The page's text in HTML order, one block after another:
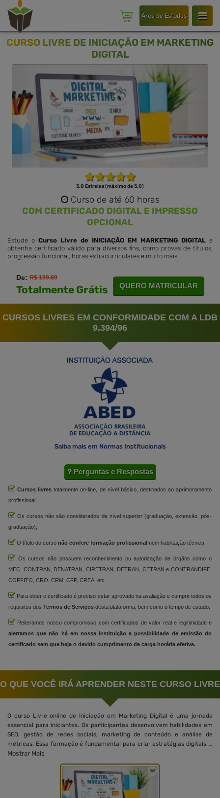
Área de Estudos
CURSO LIVRE DE INICIAÇÃO EM MARKETING
DIGITAL
5.0 Estrelas (máximo de 5.0)
Curso de até 60 horas
COM CERTIFICADO DIGITAL E IMPRESSO
OPCIONAL
Estude o Curso Livre de INICIAÇÃO EM MARKETING DIGITAL e
obtenha certificado válido para diversos fins, como provas de títulos,
progressão funcional, horas extracurriculares e muito mais.
De:R$ 159.80
Totalmente Grátis QUERO MATRICULAR
CURSOS LIVRES EM CONFORMIDADE COM A LDB
9.394/96
Saiba mais em Normas Institucionais
Perguntas e Respostas
Cursos livres totalmente on-line, de nível básico, destinados ao aprimoramento
profissional;
Os cursos não são considerados de nível superior (graduação, extensão, pós-
graduação);
O título do curso não confere formação profissional nem habilitação técnica.
Os cursos não possuem reconhecimento ou autorização de órgãos como o
MEC, CONTRAN, DENATRAN, CIRETRAN, DETRAN, CETRAN e CONTRANDIFE,
COFFITO, CRO, CRM, CFP, CREA, etc.
Para obter o certificado é preciso estar aprovado na avaliação e cumprir todos os
requisitos dos Termos de Serviços desta plataforma, bem como o tempo de estudo.
Reiteramos nosso compromisso com certificados de valor real e legitimidade e
alertamos que não há em nossa instituição a possibilidade de emissão do
certificado sem que haja o devido cumprimento da carga horária efetiva.
O QUE VOCÊ IRÁ APRENDER NESTE CURSO LIVRE
O curso Livre online de Iniciação em Marketing Digital é uma jornada
essencial para iniciantes. Os participantes desenvolvem habilidades em
SEO, gestão de redes sociais, marketing de conteúdo e análise de
métricas. Essa formação é fundamental para criar estratégias digitais ...
Mostrar Mais